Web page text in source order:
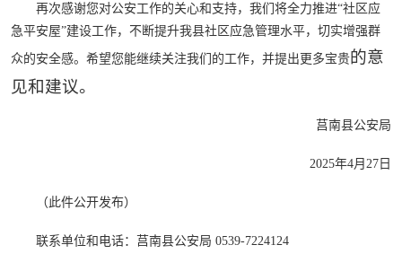
再次感谢您对公安工作的关心和支持，我们将全力推进“社区应
急平安屋”建设工作，不断提升我县社区应急管理水平，切实增强群
众的安全感。希望您能继续关注我们的工作，并提出更多宝贵的意
见和建议。
莒南县公安局
2025年4月27日
（此件公开发布）
联系单位和电话：莒南县公安局 0539-7224124